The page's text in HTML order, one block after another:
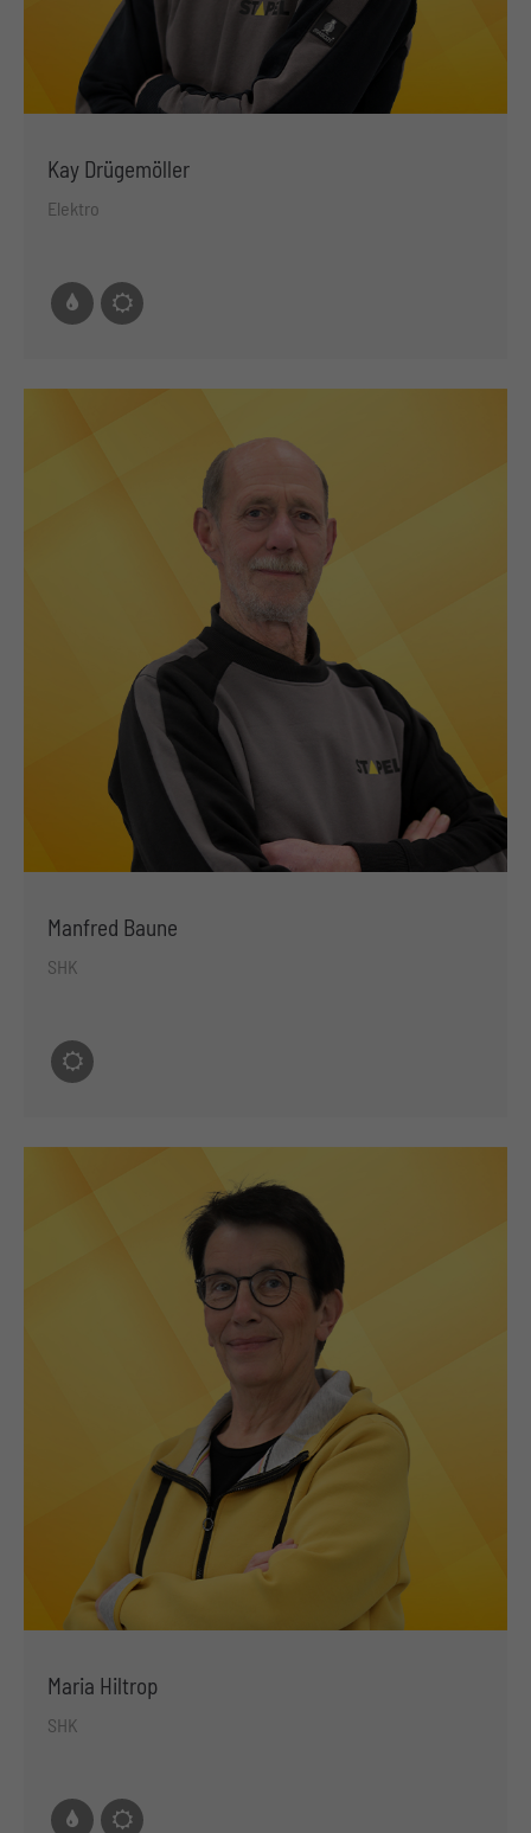
Kay Drügemöller
Elektro
Manfred Baune
SHK
Maria Hiltrop
SHK